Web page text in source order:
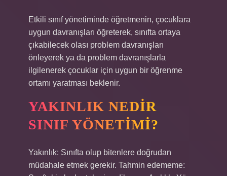
Etkili sınıf yönetiminde öğretmenin, çocuklara
uygun davranışları öğreterek, sınıfta ortaya
çıkabilecek olası problem davranışları
önleyerek ya da problem davranışlarla
ilgilenerek çocuklar için uygun bir öğrenme
ortamı yaratması beklenir.
YAKINLIK NEDIR
SINIF YÖNETIMI?
Yakınlık: Sınıfta olup bitenlere doğrudan
müdahale etmek gerekir. Tahmin edememe: